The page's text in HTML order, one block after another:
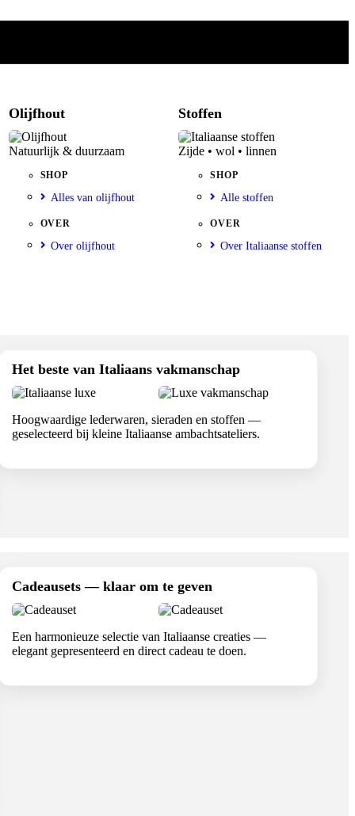
Olijfhout
Natuurlijk & duurzaam
SHOP
Alles van olijfhout
OVER
Over olijfhout
Stoffen
Zijde • wol • linnen
SHOP
Alle stoffen
OVER
Over Italiaanse stoffen
Het beste van Italiaans vakmanschap
Hoogwaardige lederwaren, sieraden en stoffen —
geselecteerd bij kleine Italiaanse ambachtsateliers.
Cadeausets — klaar om te geven
Een harmonieuze selectie van Italiaanse creaties —
elegant gepresenteerd en direct cadeau te doen.